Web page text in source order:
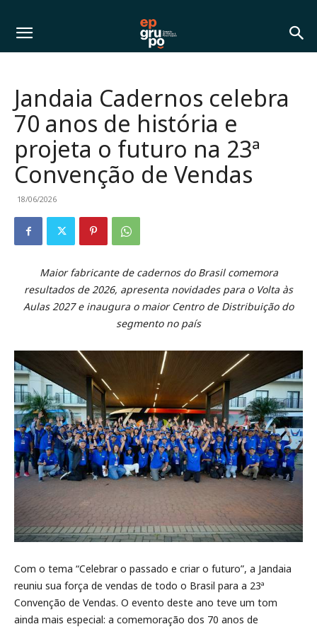
Jandaia Cadernos celebra
70 anos de história e
projeta o futuro na 23ª
Convenção de Vendas
18/06/2026
Maior fabricante de cadernos do Brasil comemora
resultados de 2026, apresenta novidades para o Volta às
Aulas 2027 e inaugura o maior Centro de Distribuição do
segmento no país
Com o tema “Celebrar o passado e criar o futuro”, a Jandaia
reuniu sua força de vendas de todo o Brasil para a 23ª
Convenção de Vendas. O evento deste ano teve um tom
ainda mais especial: a comemoração dos 70 anos de